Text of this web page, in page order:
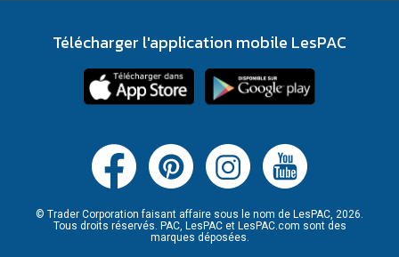
Télécharger l'application mobile LesPAC
© Trader Corporation faisant affaire sous le nom de LesPAC, 2026.
Tous droits réservés. PAC, LesPAC et LesPAC.com sont des
marques déposées.